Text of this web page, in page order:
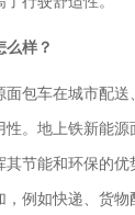
么样？
面包车在城市配送
性。地上铁新能源
节能和环保的优
，例如快递、货物